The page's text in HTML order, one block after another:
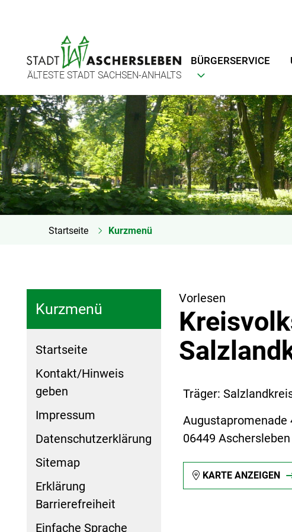
ÄLTESTE STADT SACHSEN-ANHALTS
BÜRGERSERVICE
Startseite Kurzmenü
Kurzmenü
Startseite
Kontakt/Hinweis
geben
Impressum
Datenschutzerklärung
Sitemap
Erklärung
Barrierefreiheit
Einfache Sprache
Vorlesen
Träger:
Augustapromenade
06449 Aschersleben
KARTE ANZEIGEN